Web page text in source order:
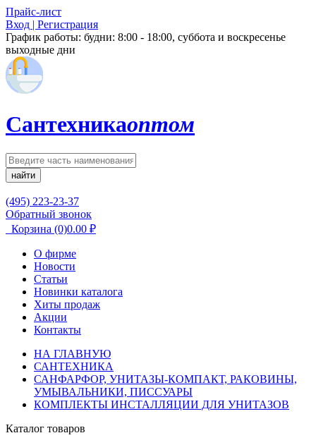
Прайс-лист
Вход | Регистрация
График работы: будни: 8:00 - 18:00, суббота и воскресенье
выходные дни
Сантехникаоптом
найти
(495) 223-23-37
Обратный звонок
Корзина (0)0.00 ₽
О фирме
Новости
Статьи
Новинки каталога
Хиты продаж
Акции
Контакты
НА ГЛАВНУЮ
САНТЕХНИКА
САНФАРФОР, УНИТАЗЫ-КОМПАКТ, РАКОВИНЫ,
УМЫВАЛЬНИКИ, ПИССУАРЫ
КОМПЛЕКТЫ ИНСТАЛЛЯЦИИ ДЛЯ УНИТАЗОВ
Каталог товаров